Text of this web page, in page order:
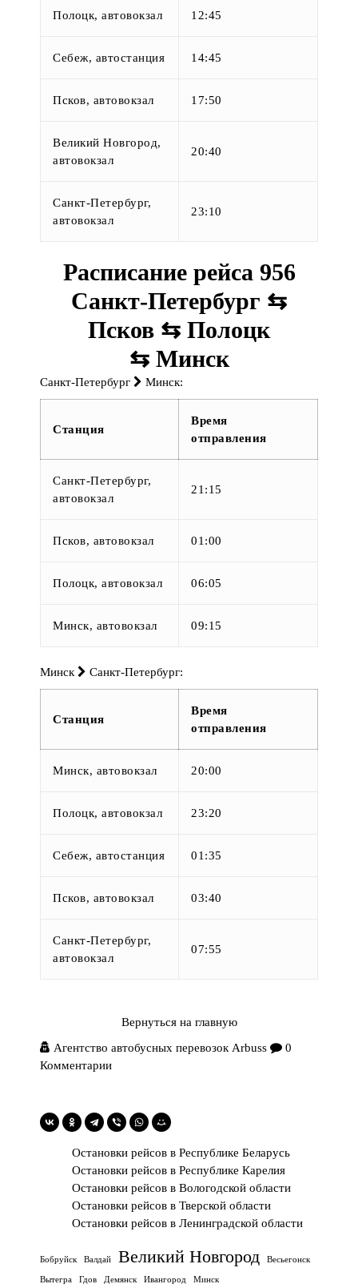
Полоцк, автовокзал 12:45
Себеж, автостанция 14:45
Псков, автовокзал 17:50
Великий Новгород,
автовокзал
20:40
Санкт-Петербург,
автовокзал
23:10
Расписание рейса 956
Санкт-Петербург ⇆
Псков ⇆ Полоцк
⇆ Минск
Санкт-Петербург Минск:
Станция
Время
отправления
Санкт-Петербург,
автовокзал
21:15
Псков, автовокзал 01:00
Полоцк, автовокзал 06:05
Минск, автовокзал 09:15
Минск Санкт-Петербург:
Станция
Время
отправления
Минск, автовокзал 20:00
Полоцк, автовокзал 23:20
Себеж, автостанция 01:35
Псков, автовокзал 03:40
Санкт-Петербург,
автовокзал
07:55
Вернуться на главную
Агентство автобусных перевозок Arbuss
0
Комментарии
Остановки рейсов в Республике Беларусь
Остановки рейсов в Республике Карелия
Остановки рейсов в Вологодской области
Остановки рейсов в Тверской области
Остановки рейсов в Ленинградской области
Бобруйск Валдай Великий Новгород Весьегонск
Вытегра Гдов Демянск Ивангород Минск